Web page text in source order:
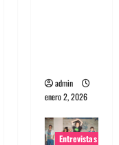
admin
enero 2, 2026
Entrevistas